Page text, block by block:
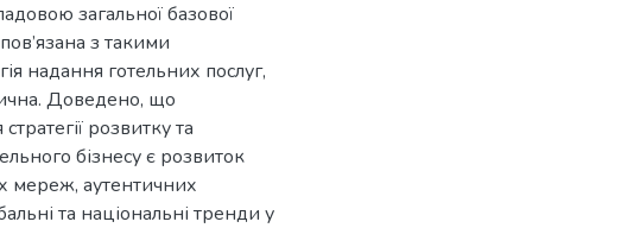
загальної базової
з такими
надання готельних послуг,
Доведено, що
розвитку та
бізнесу є розвиток
мереж, аутентичних
та національні тренди у